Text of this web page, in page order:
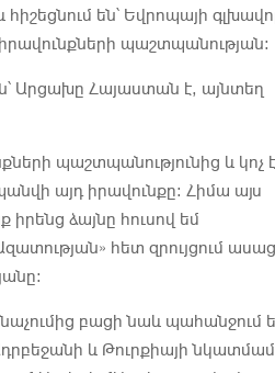
են՝ Եվրոպայի
պաշտպանության։
Արցախը Հայաստան է, այնտեղ
պաշտպանությունից և կոչ է
այդ իրավունքը: Հիմա այս
ձայնը հուսով եմ
հետ զրույցում ասաց
բացի նաև պահանջում
և Թուրքիայի